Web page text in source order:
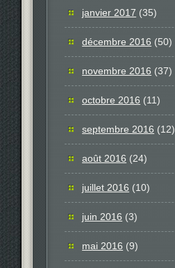
janvier 2017 (35)
décembre 2016 (50)
novembre 2016 (37)
octobre 2016 (11)
septembre 2016 (12)
août 2016 (24)
juillet 2016 (10)
juin 2016 (3)
mai 2016 (9)